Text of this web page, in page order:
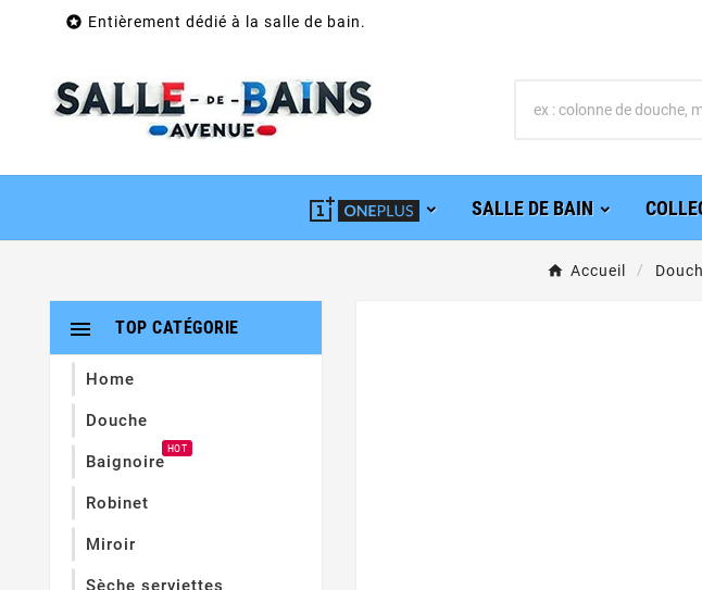
 Entièrement dédié à la salle de bain.
SALLE DE BAIN
Accueil
TOP CATÉGORIE

Home
Douche
Baignoire
HOT
Robinet
Miroir
Sèche serviettes